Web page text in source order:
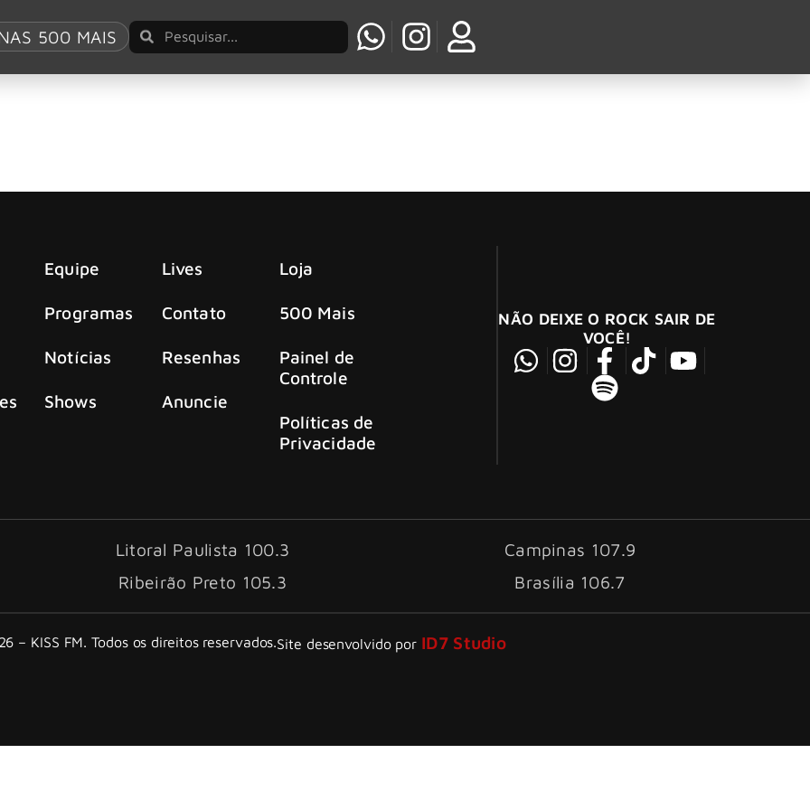
500 MAIS
Equipe
Programas
Notícias
Shows
Lives
Contato
Resenhas
Anuncie
Loja
500 Mais
Painel de
Controle
Políticas de
Privacidade
NÃO DEIXE O ROCK SAIR DE
VOCÊ!
Litoral Paulista 100.3
Campinas 107.9
Ribeirão Preto 105.3 Brasília 106.7
– KISS FM. Todos os direitos reservados.Site desenvolvido por ID7 Studio